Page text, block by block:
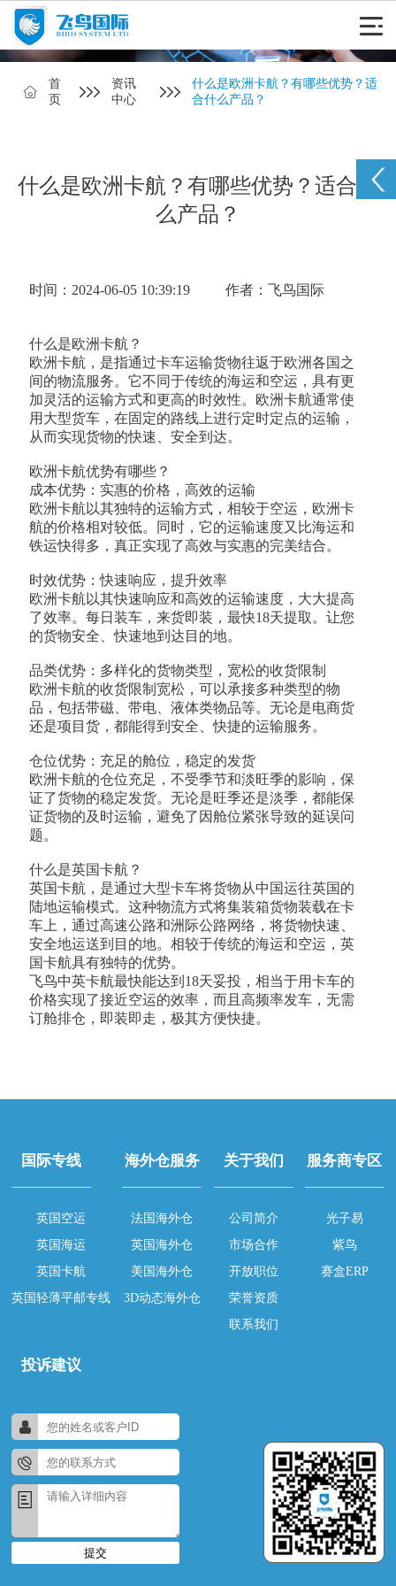
首
页
资讯
中心
什么是欧洲卡航？有哪些优势？适
合什么产品？
什么是欧洲卡航？有哪些优势？适合什
么产品？
时间：2024-06-05 10:39:19 作者：飞鸟国际
什么是欧洲卡航？
欧洲卡航，是指通过卡车运输货物往返于欧洲各国之
间的物流服务。它不同于传统的海运和空运，具有更
加灵活的运输方式和更高的时效性。欧洲卡航通常使
用大型货车，在固定的路线上进行定时定点的运输，
从而实现货物的快速、安全到达。
欧洲卡航优势有哪些？
成本优势：实惠的价格，高效的运输
欧洲卡航以其独特的运输方式，相较于空运，欧洲卡
航的价格相对较低。同时，它的运输速度又比海运和
铁运快得多，真正实现了高效与实惠的完美结合。
时效优势：快速响应，提升效率
欧洲卡航以其快速响应和高效的运输速度，大大提高
了效率。每日装车，来货即装，最快18天提取。让您
的货物安全、快速地到达目的地。
品类优势：多样化的货物类型，宽松的收货限制
欧洲卡航的收货限制宽松，可以承接多种类型的物
品，包括带磁、带电、液体类物品等。无论是电商货
还是项目货，都能得到安全、快捷的运输服务。
仓位优势：充足的舱位，稳定的发货
欧洲卡航的仓位充足，不受季节和淡旺季的影响，保
证了货物的稳定发货。无论是旺季还是淡季，都能保
证货物的及时运输，避免了因舱位紧张导致的延误问
题。
什么是英国卡航？
英国卡航，是通过大型卡车将货物从中国运往英国的
陆地运输模式。这种物流方式将集装箱货物装载在卡
车上，通过高速公路和洲际公路网络，将货物快速、
安全地运送到目的地。相较于传统的海运和空运，英
国卡航具有独特的优势。
飞鸟中英卡航最快能达到18天妥投，相当于用卡车的
价格实现了接近空运的效率，而且高频率发车，无需
订舱排仓，即装即走，极其方便快捷。
国际专线
英国空运
英国海运
英国卡航
英国轻薄平邮专线
海外仓服务
法国海外仓
英国海外仓
美国海外仓
3D动态海外仓
关于我们
公司简介
市场合作
开放职位
荣誉资质
联系我们
服务商专区
光子易
紫鸟
赛盒ERP
投诉建议
提交